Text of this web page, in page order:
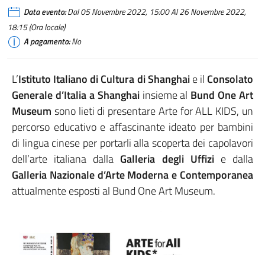
Data evento:Dal 05 Novembre 2022, 15:00 Al 26 Novembre 2022,
18:15 (Ora locale)
A pagamento:No
L’Istituto Italiano di Cultura di Shanghaie il Consolato
Generale d’Italia a Shanghaiinsieme al Bund One Art
Museum sono lieti di presentare Arte for ALL KIDS, un
percorso educativo e affascinante ideato per bambini
di lingua cinese per portarli alla scoperta dei capolavori
dell’arte italiana dalla Galleria degli Uffizie dalla
Galleria Nazionale d’Arte Moderna e Contemporanea
attualmente esposti al Bund One Art Museum.